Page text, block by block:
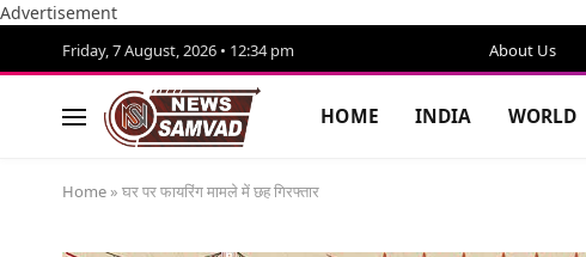
Advertisement
Friday, 7 August, 2026 • 12:34 pm About Us
HOME INDIA WORLD
Home » घर पर फायरिंग मामले में छह गिरफ्तार